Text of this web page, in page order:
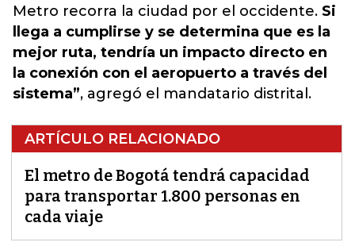
Metro recorra la ciudad por el occidente. Si
llega a cumplirse y se determina que es la
mejor ruta, tendría un impacto directo en
la conexión con el aeropuerto a través del
sistema”, agregó el mandatario distrital.
ARTÍCULO RELACIONADO
El metro de Bogotá tendrá capacidad
para transportar 1.800 personas en
cada viaje